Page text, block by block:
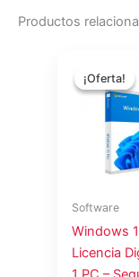
Productos
¡Oferta!
¡Oferta!
Software
Windows
Licencia